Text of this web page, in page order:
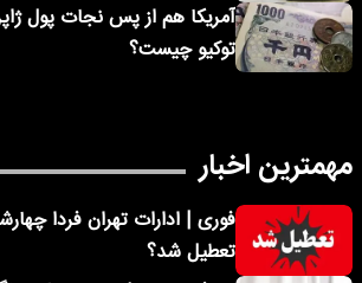
آمریکا هم از پس نجات پول
توکیو چیست؟
مهمترین اخبار
تعطیل شد؟